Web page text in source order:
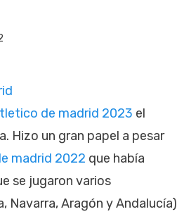
de madrid 2023 el
Hizo un gran papel a pesar
madrid 2022 que había
se jugaron varios
Navarra, Aragón y Andalucía)